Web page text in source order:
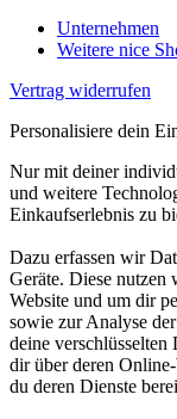
Unternehmen
Weitere nice
Vertrag widerrufen
Personalisiere dein
Nur mit deiner
und weitere
Einkaufserlebnis zu
Dazu erfassen wir
Geräte. Diese nutzen
Website und um dir
sowie zur Analyse
deine
dir über deren
du deren Dienste